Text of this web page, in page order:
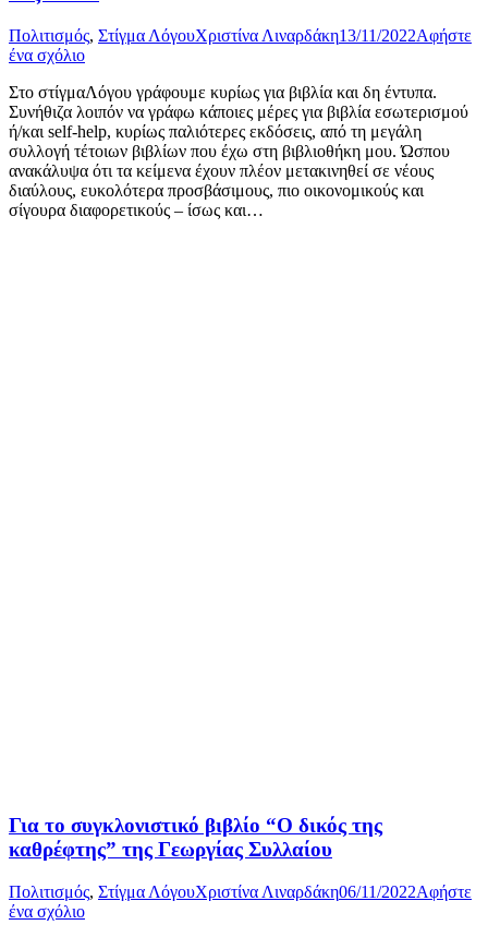
Πολιτισμός, Στίγμα ΛόγουΧριστίνα Λιναρδάκη13/11/2022Αφήστε
ένα σχόλιο
Στο στίγμαΛόγου γράφουμε κυρίως για βιβλία και δη έντυπα.
Συνήθιζα λοιπόν να γράφω κάποιες μέρες για βιβλία εσωτερισμού
ή/και self-help, κυρίως παλιότερες εκδόσεις, από τη μεγάλη
συλλογή τέτοιων βιβλίων που έχω στη βιβλιοθήκη μου. Ώσπου
ανακάλυψα ότι τα κείμενα έχουν πλέον μετακινηθεί σε νέους
διαύλους, ευκολότερα προσβάσιμους, πιο οικονομικούς και
σίγουρα διαφορετικούς – ίσως και…
Για το συγκλονιστικό βιβλίο “Ο δικός της
καθρέφτης” της Γεωργίας Συλλαίου
Πολιτισμός, Στίγμα ΛόγουΧριστίνα Λιναρδάκη06/11/2022Αφήστε
ένα σχόλιο